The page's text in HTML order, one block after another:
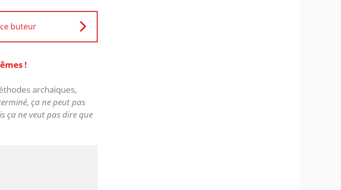
buteur
!
archaïques,
ça ne peut pas
ça ne veut pas dire que